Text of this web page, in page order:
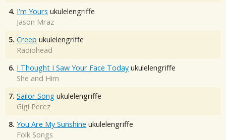
4. I'm Yours ukulelengriffe
Jason Mraz
5. Creep ukulelengriffe
Radiohead
6. I Thought I Saw Your Face Today ukulelengriffe
She and Him
7. Sailor Song ukulelengriffe
Gigi Perez
8. You Are My Sunshine ukulelengriffe
Folk Songs